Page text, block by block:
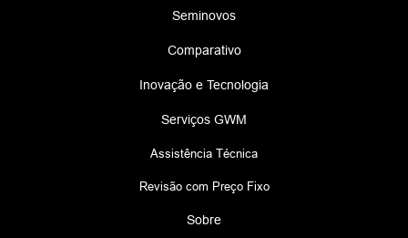
Seminovos
Comparativo
Inovação e Tecnologia
Serviços GWM
Assistência Técnica
Revisão com Preço Fixo
Sobre